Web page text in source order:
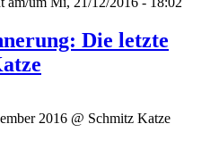
Die letzte
2016 @ Schmitz Katze